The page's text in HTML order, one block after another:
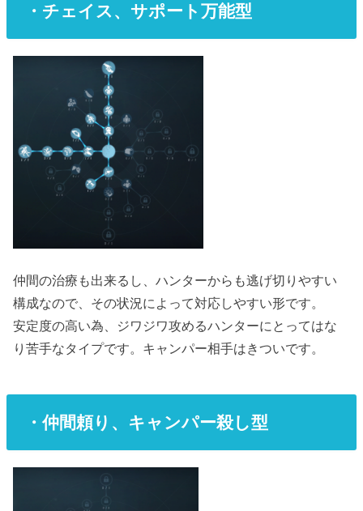
・チェイス、サポート万能型
仲間の治療も出来るし、ハンターからも逃げ切りやすい
構成なので、その状況によって対応しやすい形です。
安定度の高い為、ジワジワ攻めるハンターにとってはな
り苦手なタイプです。キャンパー相手はきついです。
・仲間頼り、キャンパー殺し型